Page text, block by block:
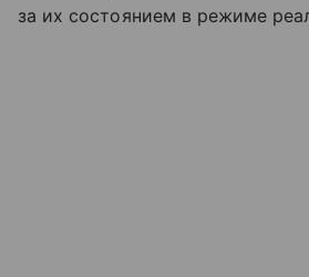
за их состоянием в режиме